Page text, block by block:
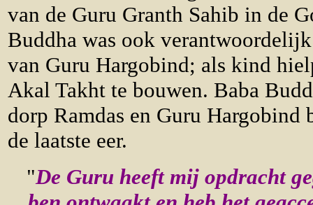
van de Guru Granth Sahib in de
Buddha was ook
van Guru Hargobind; als kind
Akal Takht te bouwen. Baba
dorp Ramdas en Guru Hargobind
de laatste eer.
"De Guru heeft mij opdracht